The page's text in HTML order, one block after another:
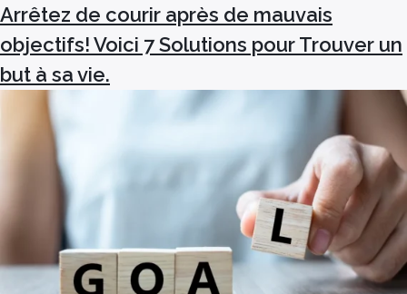
Arrêtez de courir après de mauvais
objectifs! Voici 7 Solutions pour Trouver un
but à sa vie.